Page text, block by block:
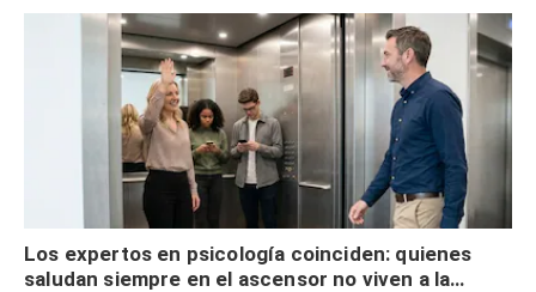
Los expertos en psicología coinciden: quienes
saludan siempre en el ascensor no viven a la